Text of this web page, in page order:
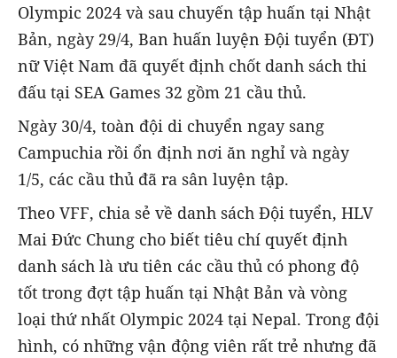
Olympic 2024 và sau chuyến tập huấn tại Nhật
Bản, ngày 29/4, Ban huấn luyện Đội tuyển (ĐT)
nữ Việt Nam đã quyết định chốt danh sách thi
đấu tại SEA Games 32 gồm 21 cầu thủ.
Ngày 30/4, toàn đội di chuyển ngay sang
Campuchia rồi ổn định nơi ăn nghỉ và ngày
1/5, các cầu thủ đã ra sân luyện tập.
Theo VFF, chia sẻ về danh sách Đội tuyển, HLV
Mai Đức Chung cho biết tiêu chí quyết định
danh sách là ưu tiên các cầu thủ có phong độ
tốt trong đợt tập huấn tại Nhật Bản và vòng
loại thứ nhất Olympic 2024 tại Nepal. Trong đội
hình, có những vận động viên rất trẻ nhưng đã